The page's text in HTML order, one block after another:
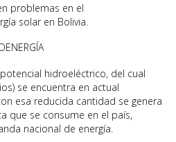
problemas en el
solar en Bolivia.
hidroeléctrico, del cual
se encuentra en actual
esa reducida cantidad se genera
que se consume en el país,
nacional de energía.